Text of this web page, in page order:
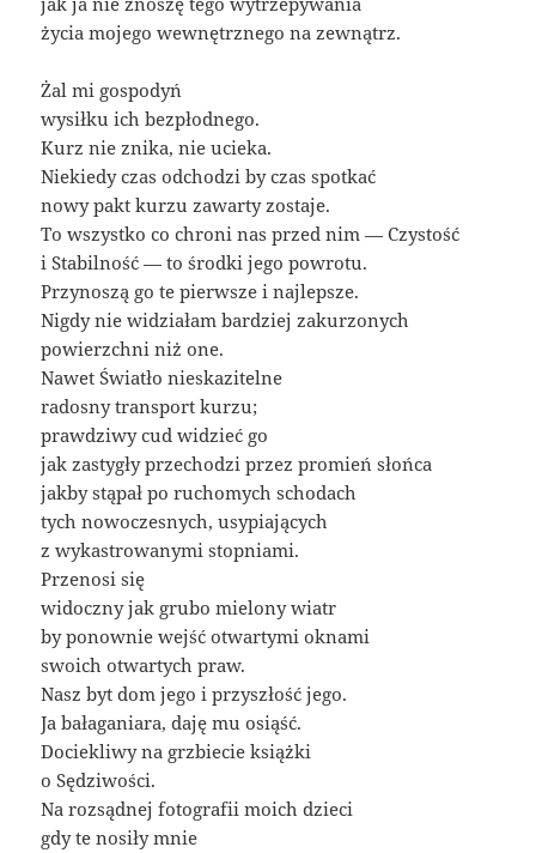
życia mojego wewnętrznego na zewnątrz.
Żal mi gospodyń
wysiłku ich bezpłodnego.
Kurz nie znika, nie ucieka.
Niekiedy czas odchodzi by czas spotkać
nowy pakt kurzu zawarty zostaje.
To wszystko co chroni nas przed nim — Czystość
i Stabilność — to środki jego powrotu.
Przynoszą go te pierwsze i najlepsze.
Nigdy nie widziałam bardziej zakurzonych
powierzchni niż one.
Nawet Światło nieskazitelne
radosny transport kurzu;
prawdziwy cud widzieć go
jak zastygły przechodzi przez promień słońca
jakby stąpał po ruchomych schodach
tych nowoczesnych, usypiających
z wykastrowanymi stopniami.
Przenosi się
widoczny jak grubo mielony wiatr
by ponownie wejść otwartymi oknami
swoich otwartych praw.
Nasz byt dom jego i przyszłość jego.
Ja bałaganiara, daję mu osiąść.
Dociekliwy na grzbiecie książki
o Sędziwości.
Na rozsądnej fotografii moich dzieci
gdy te nosiły mnie